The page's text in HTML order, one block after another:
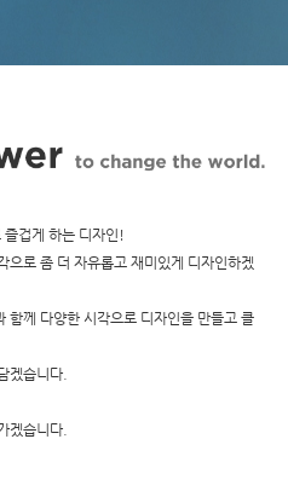
겁게 하는 디자인!
으로 좀 더 자유롭고 재미있게 디자인하겠
함께 다양한 시각으로 디자인을 만들고 클
겠습니다.
겠습니다.